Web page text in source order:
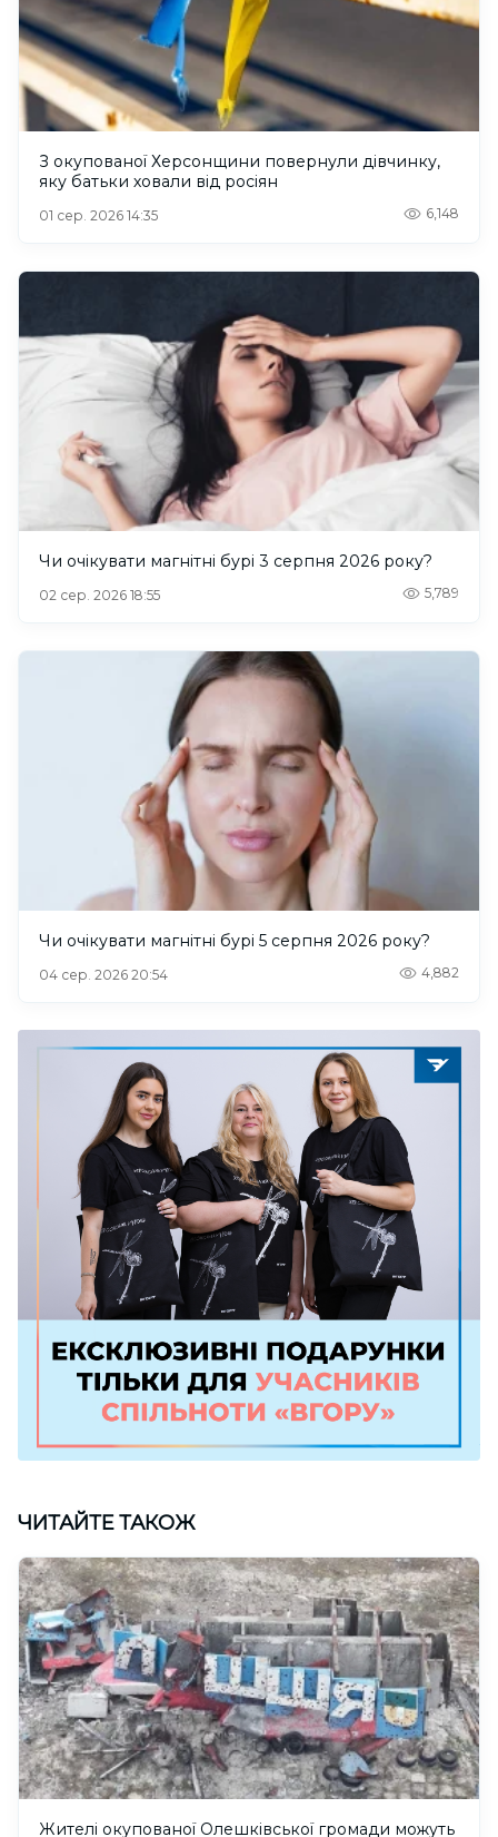
З окупованої Херсонщини повернули дівчинку,
яку батьки ховали від росіян
01 сер. 2026 14:35 6,148
Чи очікувати магнітні бурі 3 серпня 2026 року?
02 сер. 2026 18:55 5,789
Чи очікувати магнітні бурі 5 серпня 2026 року?
04 сер. 2026 20:54 4,882
ЧИТАЙТЕ ТАКОЖ
Жителі окупованої Олешківської громади можуть